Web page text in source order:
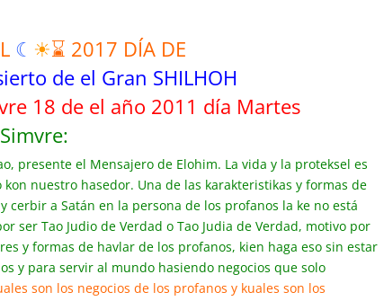
☾ ☀⌛ 2017 DÍA DE
de el Gran SHILHOH
18 de el año 2011 día Martes
presente el Mensajero de Elohim. La vida y la proteksel es
nuestro hasedor. Una de las karakteristikas y formas de
a Satán en la persona de los profanos la ke no está
ser Tao Judio de Verdad o Tao Judia de Verdad, motivo por
y formas de havlar de los profanos, kien haga eso sin estar
y para servir al mundo hasiendo negocios que solo
son los negocios de los profanos y kuales son los